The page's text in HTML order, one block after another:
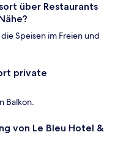
über Restaurants
Speisen im Freien und
private
Balkon.
von Le Bleu Hotel &